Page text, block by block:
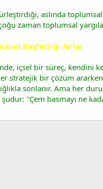
aslında
zaman toplumsal
Keşfettiği Anlar
içsel bir süreç, kendini
stratejik bir çözüm
sonlanır. Ama her
"Çem basmayı ne